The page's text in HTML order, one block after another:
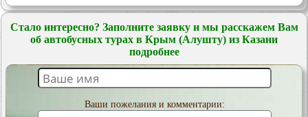
Стало интересно? Заполните заявку и мы расскажем Вам
об автобусных турах в Крым (Алушту) из Казани
подробнее
Ваши пожелания и комментарии: